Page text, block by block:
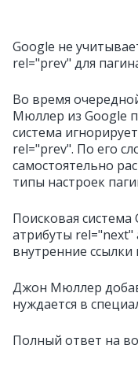
Google не
rel="prev" для
Во время
Мюллер из Google
система
rel="prev". По его
самостоятельно
типы настроек
Поисковая
атрибуты
внутренние
Джон Мюллер
нуждается в
Полный ответ на